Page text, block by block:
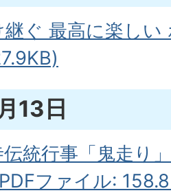
継ぐ 最高に楽し
13日
統行事「鬼走り
ファイル: